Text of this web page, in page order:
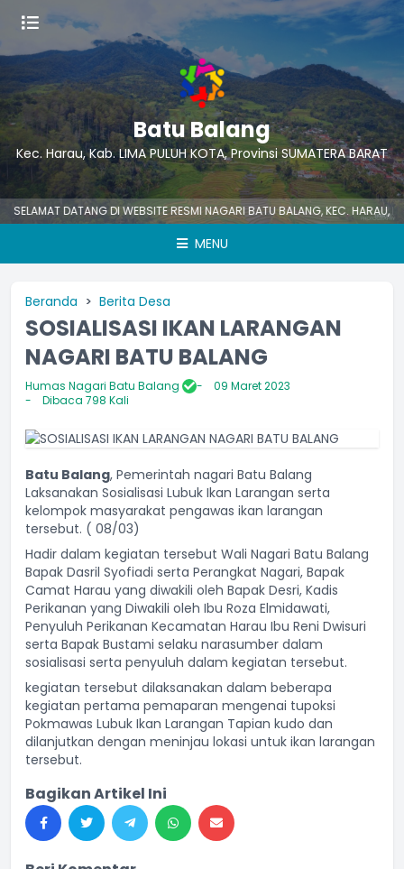
Batu Balang
Kec. Harau, Kab. LIMA PULUH KOTA, Provinsi SUMATERA BARAT
DATANG DI WEBSITE RESMI NAGARI BATU BALANG, KEC. HARAU,
MENU
Beranda Berita Desa
SOSIALISASI IKAN LARANGAN
NAGARI BATU BALANG
Humas Nagari Batu Balang
09 Maret 2023
Dibaca 798 Kali
Batu Balang, Pemerintah nagari Batu Balang
Laksanakan Sosialisasi Lubuk Ikan Larangan serta
kelompok masyarakat pengawas ikan larangan
tersebut. ( 08/03)
Hadir dalam kegiatan tersebut Wali Nagari Batu Balang
Bapak Dasril Syofiadi serta Perangkat Nagari, Bapak
Camat Harau yang diwakili oleh Bapak Desri, Kadis
Perikanan yang Diwakili oleh Ibu Roza Elmidawati,
Penyuluh Perikanan Kecamatan Harau Ibu Reni Dwisuri
serta Bapak Bustami selaku narasumber dalam
sosialisasi serta penyuluh dalam kegiatan tersebut.
kegiatan tersebut dilaksanakan dalam beberapa
kegiatan pertama pemaparan mengenai tupoksi
Pokmawas Lubuk Ikan Larangan Tapian kudo dan
dilanjutkan dengan meninjau lokasi untuk ikan larangan
tersebut.
Bagikan Artikel Ini